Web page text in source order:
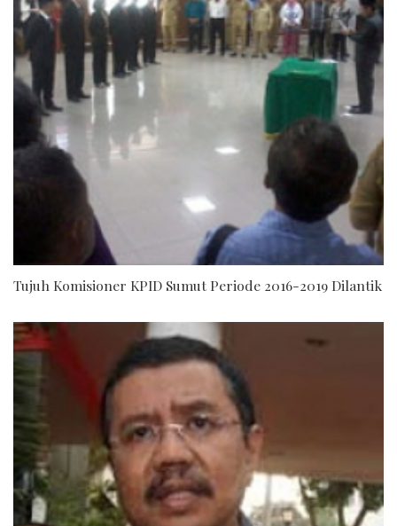
Tujuh Komisioner KPID Sumut Periode 2016-2019 Dilantik